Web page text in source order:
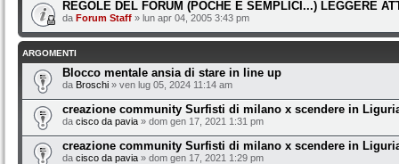
REGOLE DEL FORUM (POCHE E SEMPLICI...) LEGGERE
da Forum Staff » lun apr 04, 2005 3:43 pm
ARGOMENTI
Blocco mentale ansia di stare in line up
da Broschi » ven lug 05, 2024 11:14 am
creazione community Surfisti di milano x scendere in
da cisco da pavia » dom gen 17, 2021 1:31 pm
creazione community Surfisti di milano x scendere in
da cisco da pavia » dom gen 17, 2021 1:29 pm